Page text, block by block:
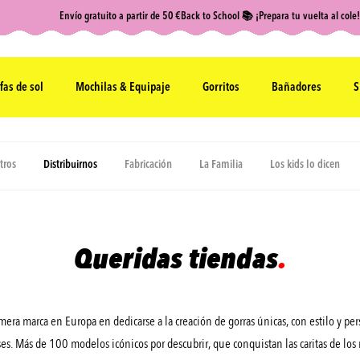
Envío gratuito a partir de 50 €Back to School 📚 ¡Prepara tu vuelta al cole!
de sol Mochilas & Equipaje Gorritos Bañadores
Distribuirnos Fabricación La Familia Los kids lo dicen
Queridas tiendas.
marca en Europa en dedicarse a la creación de gorras únicas, con estilo y
Más de 100 modelos icónicos por descubrir, que conquistan las caritas de